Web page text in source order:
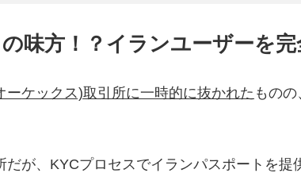
味方！？イランユーザーを
ーケックス)取引所に一時的に抜かれた もの
が、KYCプロセスでイランパスポートを提